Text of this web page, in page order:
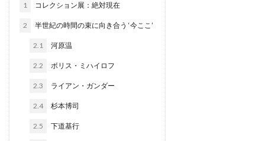
1 コレクション展：絶対現在
2 半世紀の時間の束に向き合う ‘今ここ’
2.1 河原温
2.2 ボリス・ミハイロフ
2.3 ライアン・ガンダー
2.4 杉本博司
2.5 下道基行